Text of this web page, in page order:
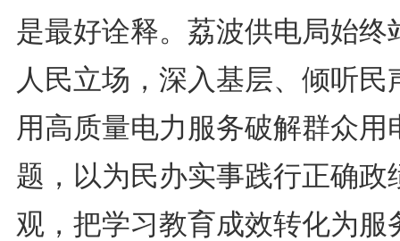
是最好诠释。荔波供电局始终
人民立场，深入基层、倾听民
用高质量电力服务破解群众用
题，以为民办实事践行正确政
观，把学习教育成效转化为服